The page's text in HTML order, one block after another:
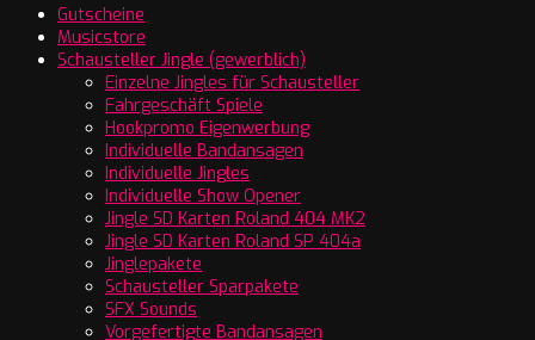
Gutscheine
Musicstore
Schausteller Jingle (gewerblich)
Einzelne Jingles für Schausteller
Fahrgeschäft Spiele
Hookpromo Eigenwerbung
Individuelle Bandansagen
Individuelle Jingles
Individuelle Show Opener
Jingle SD Karten Roland 404 MK2
Jingle SD Karten Roland SP 404a
Jinglepakete
Schausteller Sparpakete
SFX Sounds
Vorgefertigte Bandansagen